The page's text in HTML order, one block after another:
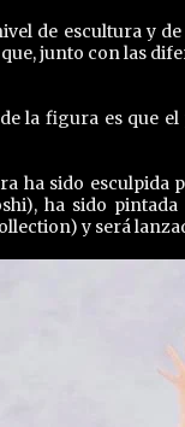
de escultura y
junto con las
la figura es que
ha sido esculpida
ha sido
y será